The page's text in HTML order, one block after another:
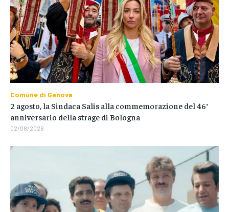
Comune di Genova
2 agosto, la Sindaca Salis alla commemorazione del 46°
anniversario della strage di Bologna
02/08/2026